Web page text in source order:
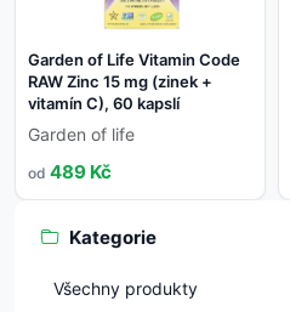
Garden of Life Vitamin Code
RAW Zinc 15 mg (zinek +
vitamín C), 60 kapslí
Garden of life
od 489 Kč
Kategorie
Všechny produkty